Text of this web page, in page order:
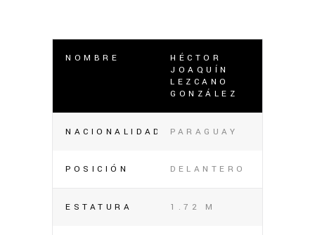
NOMBRE
HÉCTOR
JOAQUÍN
LEZCANO
GONZÁLEZ
NACIONALIDAD PARAGUAY
POSICIÓN DELANTERO
ESTATURA 1.72 M